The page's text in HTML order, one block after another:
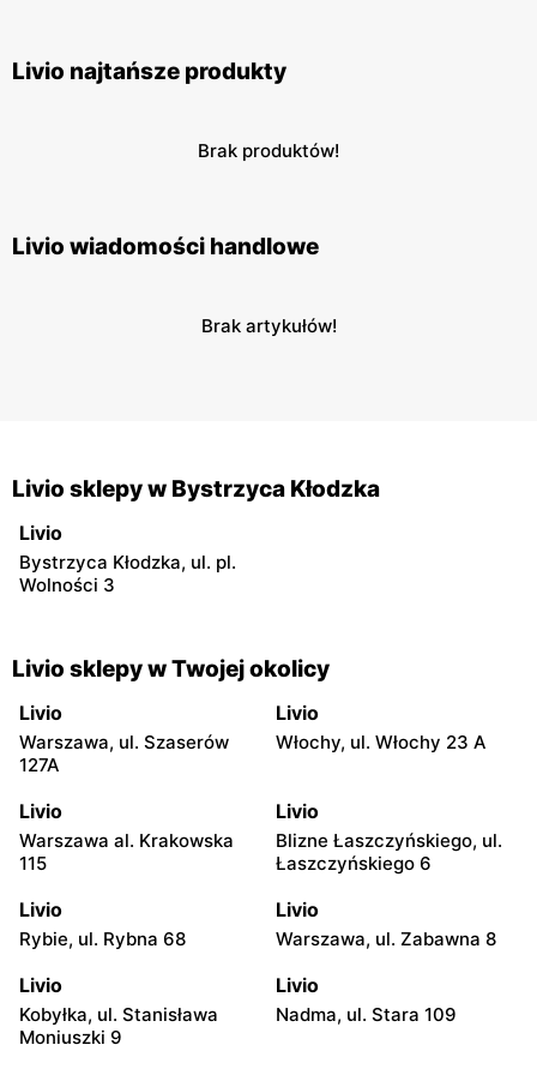
Livio najtańsze produkty
Brak produktów!
Livio wiadomości handlowe
Brak artykułów!
Livio sklepy w Bystrzyca Kłodzka
Livio
Bystrzyca Kłodzka, ul. pl.
Wolności 3
Livio sklepy w Twojej okolicy
Livio
Warszawa, ul. Szaserów
127A
Livio
Włochy, ul. Włochy 23 A
Livio
Warszawa al. Krakowska
115
Livio
Blizne Łaszczyńskiego, ul.
Łaszczyńskiego 6
Livio
Rybie, ul. Rybna 68
Livio
Warszawa, ul. Zabawna 8
Livio
Kobyłka, ul. Stanisława
Moniuszki 9
Livio
Nadma, ul. Stara 109